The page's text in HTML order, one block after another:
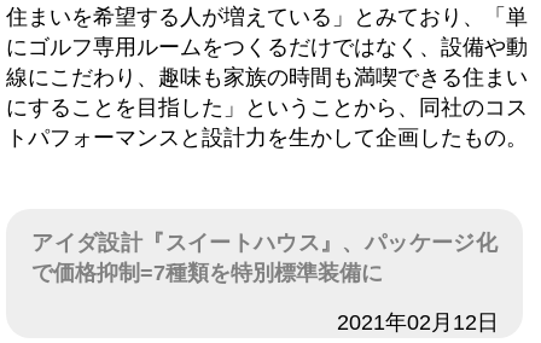
住まいを希望する人が増えている」とみており、「単
にゴルフ専用ルームをつくるだけではなく、設備や動
線にこだわり、趣味も家族の時間も満喫できる住まい
にすることを目指した」ということから、同社のコス
トパフォーマンスと設計力を生かして企画したもの。
アイダ設計『スイートハウス』、パッケージ化
で価格抑制=7種類を特別標準装備に
2021年02月12日